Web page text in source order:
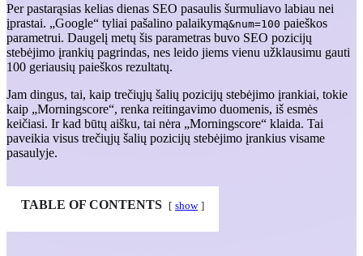
Per pastarąsias kelias dienas SEO pasaulis šurmuliavo labiau nei
įprastai. „Google“ tyliai pašalino palaikymą&num=100 paieškos
parametrui. Daugelį metų šis parametras buvo SEO pozicijų
stebėjimo įrankių pagrindas, nes leido jiems vienu užklausimu gauti
100 geriausių paieškos rezultatų.
Jam dingus, tai, kaip trečiųjų šalių pozicijų stebėjimo įrankiai, tokie
kaip „Morningscore“, renka reitingavimo duomenis, iš esmės
keičiasi. Ir kad būtų aišku, tai nėra „Morningscore“ klaida. Tai
paveikia visus trečiųjų šalių pozicijų stebėjimo įrankius visame
pasaulyje.
TABLE OF CONTENTS show